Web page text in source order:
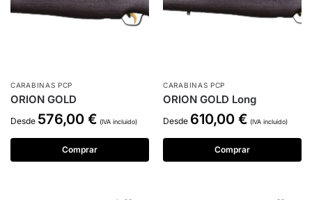
CARABINAS PCP
ORION GOLD
Desde 576,00 € (IVA incluido)
Comprar
CARABINAS PCP
ORION GOLD Long
Desde 610,00 € (IVA incluido)
Comprar